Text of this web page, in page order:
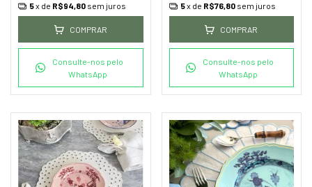
5x de R$94,80 sem juros
COMPRAR
Consulte-nos pelo
WhatsApp
5x de R$76,80 sem juros
COMPRAR
Consulte-nos pelo
WhatsApp